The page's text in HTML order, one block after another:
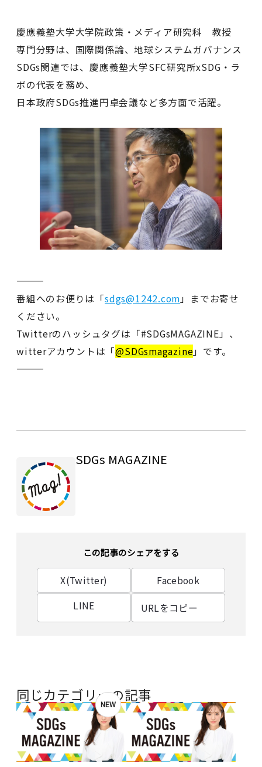
慶應義塾大学大学院政策・メディア研究科 教授
専門分野は、国際関係論、地球システムガバナンス
SDGs関連では、慶應義塾大学SFC研究所xSDG・ラ
ボの代表を務め、
日本政府SDGs推進円卓会議など多方面で活躍。
———
番組へのお便りは「sdgs@1242.com 」までお寄せ
ください。
Twitterのハッシュタグは「#SDGsMAGAZINE」、
witterアカウントは「@SDGsmagazine」です。
———
SDGs MAGAZINE
この記事のシェアをする
X(Twitter)
Facebook
LINE
URLをコピー
同じカテゴリーの記事
NEW